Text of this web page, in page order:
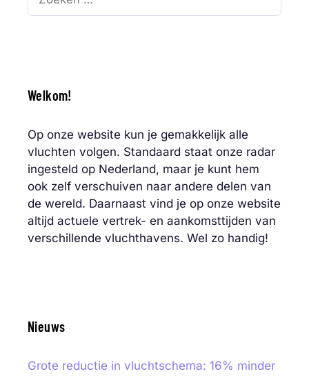
naar:
Welkom!
Op onze website kun je gemakkelijk alle
vluchten volgen. Standaard staat onze radar
ingesteld op Nederland, maar je kunt hem
ook zelf verschuiven naar andere delen van
de wereld. Daarnaast vind je op onze website
altijd actuele vertrek- en aankomsttijden van
verschillende vluchthavens. Wel zo handig!
Nieuws
Grote reductie in vluchtschema: 16% minder